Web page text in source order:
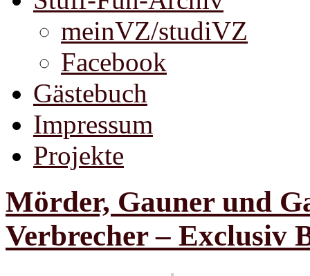
meinVZ/studiVZ
Facebook
Gästebuch
Impressum
Projekte
Mörder, Gauner und
Verbrecher – Exclusiv